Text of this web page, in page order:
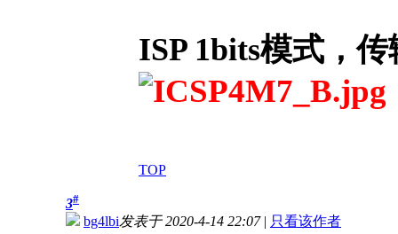
ISP 1bits模式，
TOP
3#
bg4lbi发表于 2020-4-14 22:07| 只看该作者